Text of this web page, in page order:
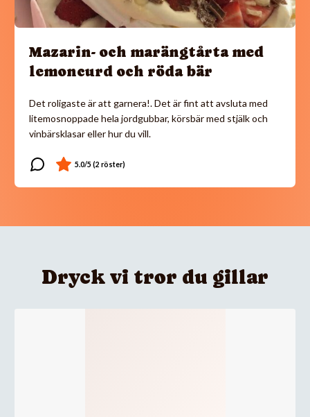
Mazarin- och marängtårta med
lemoncurd och röda bär
Det roligaste är att garnera!. Det är fint att avsluta med
litemosnoppade hela jordgubbar, körsbär med stjälk och
vinbärsklasar eller hur du vill.
Dryck vi tror du gillar